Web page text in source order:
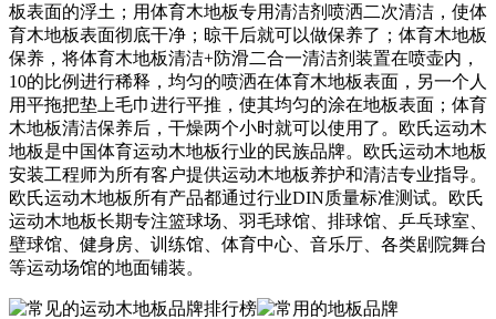
板表面的浮土；用体育木地板专用清洁剂喷洒二次清洁，使体
育木地板表面彻底干净；晾干后就可以做保养了；体育木地板
保养，将体育木地板清洁+防滑二合一清洁剂装置在喷壶内，
10的比例进行稀释，均匀的喷洒在体育木地板表面，另一个人
用平拖把垫上毛巾进行平推，使其均匀的涂在地板表面；体育
木地板清洁保养后，干燥两个小时就可以使用了。欧氏运动木
地板是中国体育运动木地板行业的民族品牌。欧氏运动木地板
安装工程师为所有客户提供运动木地板养护和清洁专业指导。
欧氏运动木地板所有产品都通过行业DIN质量标准测试。欧氏
运动木地板长期专注篮球场、羽毛球馆、排球馆、乒乓球室、
壁球馆、健身房、训练馆、体育中心、音乐厅、各类剧院舞台
等运动场馆的地面铺装。